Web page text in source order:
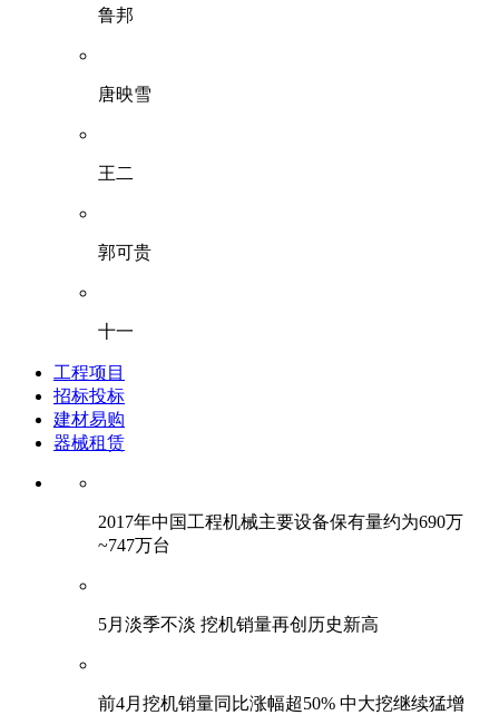
鲁邦
唐映雪
王二
郭可贵
十一
工程项目
招标投标
建材易购
器械租赁
2017年中国工程机械主要设备保有量约为690万
~747万台
5月淡季不淡 挖机销量再创历史新高
前4月挖机销量同比涨幅超50% 中大挖继续猛增